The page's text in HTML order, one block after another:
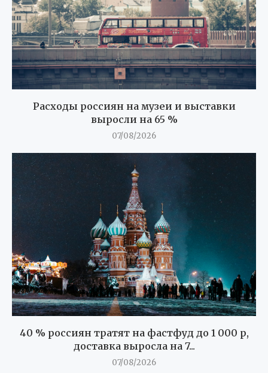
Расходы россиян на музеи и выставки
выросли на 65 %
07/08/2026
40 % россиян тратят на фастфуд до 1 000 р,
доставка выросла на 7...
07/08/2026